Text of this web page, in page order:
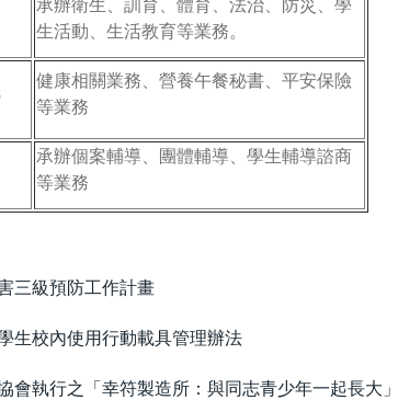
承辦衛生、訓育、體育、法治、防災、學
生活動、生活教育等業務。
健康相關業務、營養午餐秘書、平安保險
等業務
承辦個案輔導、團體輔導、學生輔導諮商
等業務
三級預防工作計畫
生校內使用行動載具管理辦法
會執行之「幸符製造所：與同志青少年一起長大」